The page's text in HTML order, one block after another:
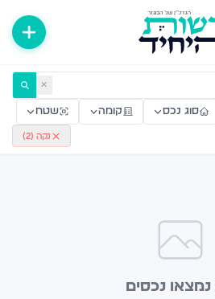
— רשות היחיד ✕
סוג נכס קומה שטח
נקה (2
)
נכסים